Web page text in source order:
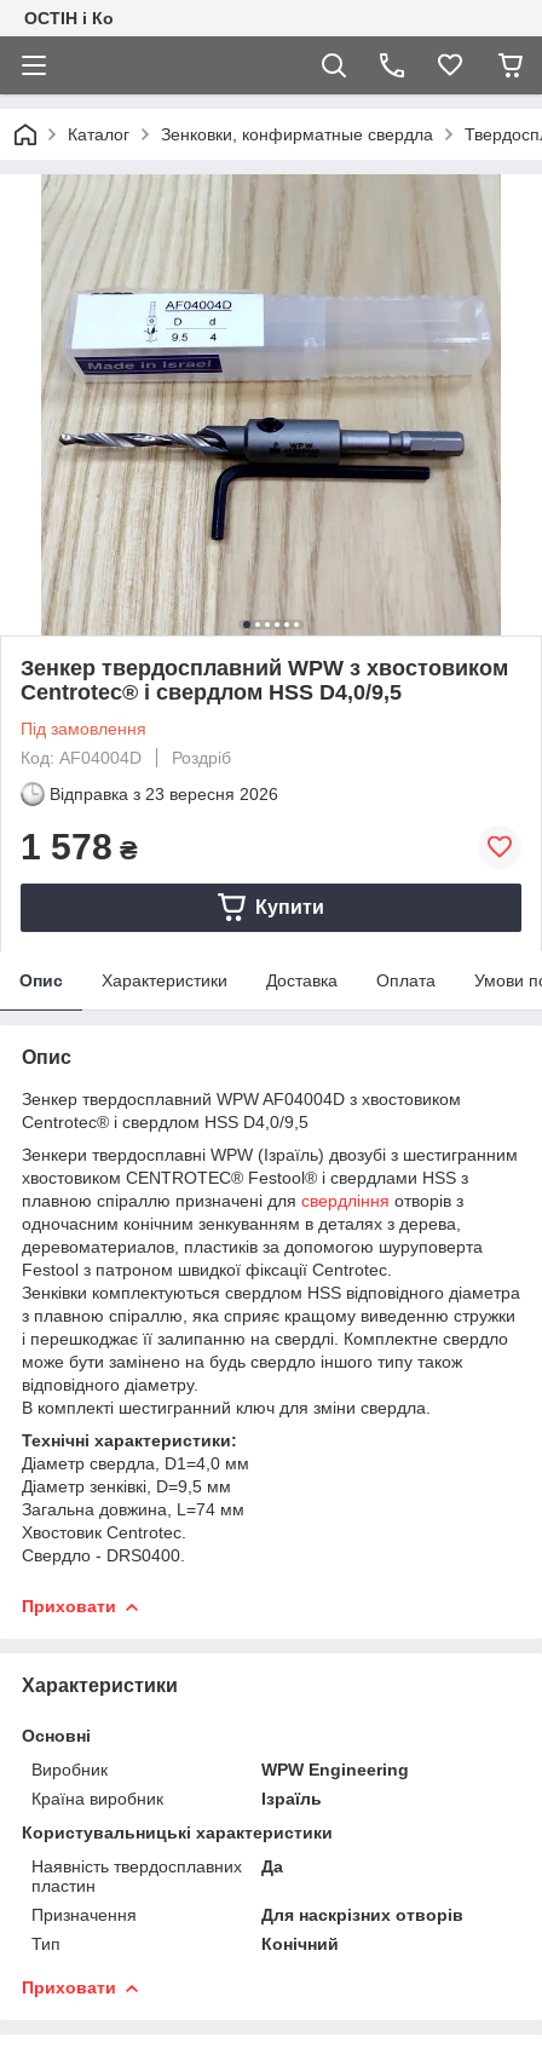
ОСТІН і Ко
Каталог Зенковки, конфирматные свердла
Зенкер твердосплавний WPW з хвостовиком
Centrotec® і свердлом HSS D4,0/9,5
Під замовлення
Код: AF04004D
Роздріб
Відправка з 23 вересня 2026
1 578 ₴
Купити
Опис Характеристики Доставка Оплата Умови
Опис
Зенкер твердосплавний WPW AF04004D з хвостовиком
Centrotec® і свердлом HSS D4,0/9,5
Зенкери твердосплавні WPW (Ізраїль) двозубі з шестигранним
хвостовиком CENTROTEC® Festool® і свердлами HSS з
плавною спіраллю призначені для свердління отворів з
одночасним конічним зенкуванням в деталях з дерева,
деревоматериалов, пластиків за допомогою шуруповерта
Festool з патроном швидкої фіксації Centrotec.
Зенківки комплектуються свердлом HSS відповідного діаметра
з плавною спіраллю, яка сприяє кращому виведенню стружки
і перешкоджає її залипанню на свердлі. Комплектне свердло
може бути замінено на будь свердло іншого типу також
відповідного діаметру.
В комплекті шестигранний ключ для зміни свердла.
Технічні характеристики:
Діаметр свердла, D1=4,0 мм
Діаметр зенківкі, D=9,5 мм
Загальна довжина, L=74 мм
Хвостовик Centrotec.
Свердло - DRS0400.
Приховати
Характеристики
Основні
Виробник
WPW Engineering
Країна виробник
Ізраїль
Користувальницькі характеристики
Наявність твердосплавних
пластин
Да
Призначення
Для наскрізних отворів
Тип
Конічний
Приховати